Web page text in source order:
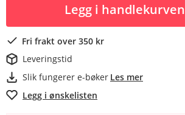
Legg i handlekurven
Fri frakt over 350 kr
Leveringstid
Slik fungerer e-bøker Les mer
Legg i ønskelisten